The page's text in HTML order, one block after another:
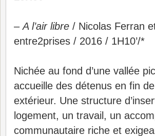
–A l’air libre / Nicolas Ferran
entre2prises / 2016 / 1H10’/*
Nichée au fond d’une vallée
accueille des détenus en fin
extérieur. Une structure
logement, un travail, un
communautaire riche et